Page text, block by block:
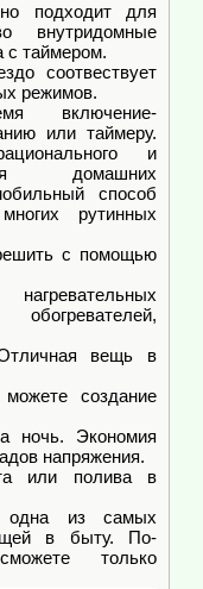
подходит для
внутридомные
с таймером.
соотвествует
режимов.
включение-
или таймеру.
и
домашних
способ
рутинных
с помощью
вещь в
создание
ночь. Экономия
напряжения.
или полива в
из самых
в быту. По-
только